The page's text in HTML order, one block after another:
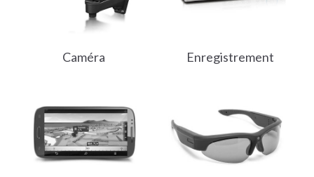
Caméra Enregistrement